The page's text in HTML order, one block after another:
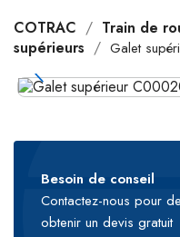
COTRAC Train de
supérieurs
Galet
Besoin de conseil
Contactez-nous pour
obtenir un devis gratuit